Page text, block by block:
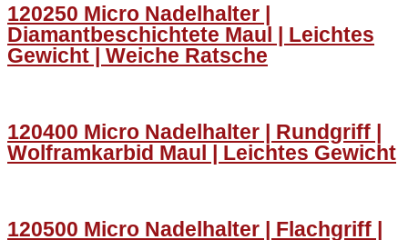
120250 Micro Nadelhalter |
Diamantbeschichtete Maul | Leichtes
Gewicht | Weiche Ratsche
120400 Micro Nadelhalter | Rundgriff |
Wolframkarbid Maul | Leichtes Gewicht
120500 Micro Nadelhalter | Flachgriff |